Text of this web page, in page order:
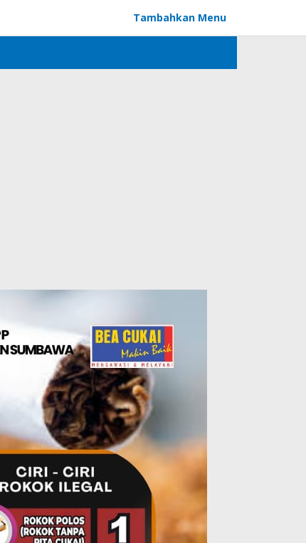
Tambahkan Menu